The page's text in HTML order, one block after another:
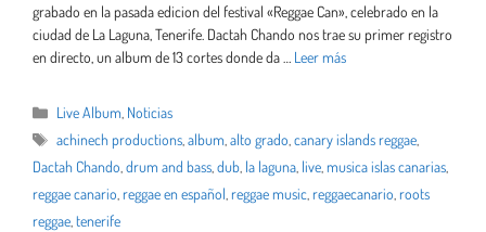
grabado en la pasada edicion del festival «Reggae Can», celebrado en la
ciudad de La Laguna, Tenerife. Dactah Chando nos trae su primer registro
en directo, un album de 13 cortes donde da … Leer más
Live Album, Noticias
achinech productions,album,alto grado,canary islands reggae,
Dactah Chando,drum and bass,dub, la laguna, live,musica islas canarias,
reggae canario,reggae en español,reggae music,reggaecanario,roots
reggae,tenerife